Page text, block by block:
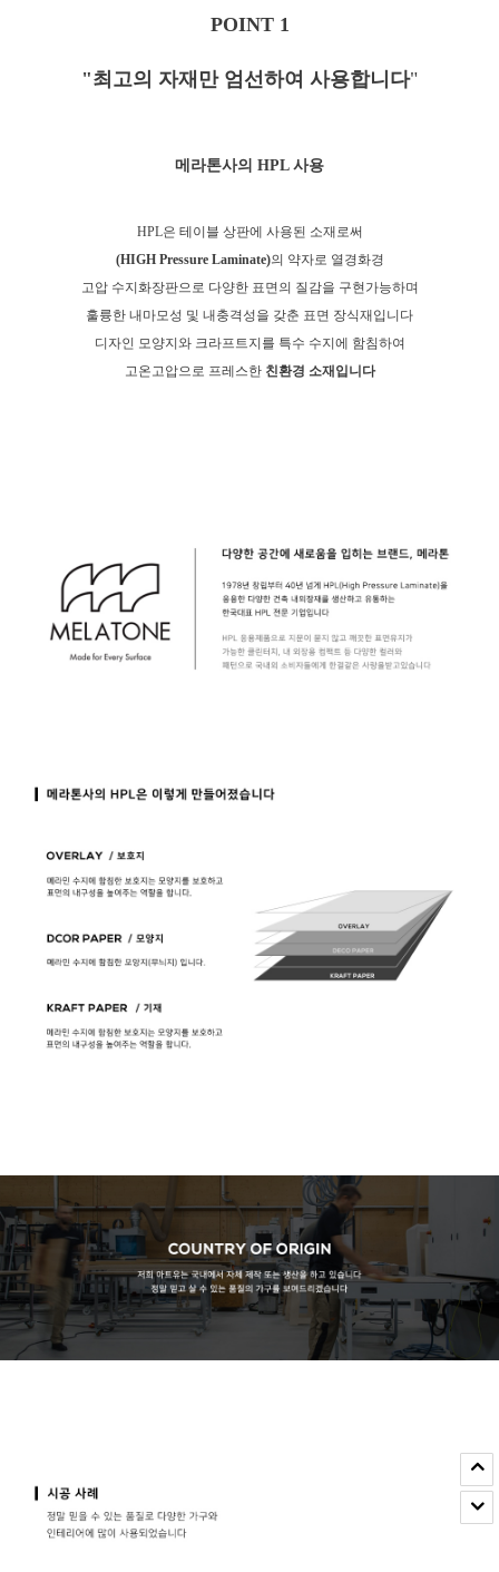
POINT 1
"최고의 자재만 엄선하여 사용합니다"
메라톤사의 HPL 사용
HPL은 테이블 상판에 사용된 소재로써
(HIGH Pressure Laminate)의 약자로 열경화경
고압 수지화장판으로 다양한 표면의 질감을 구현가능하며
훌륭한 내마모성 및 내충격성을 갖춘 표면 장식재입니다
디자인 모양지와 크라프트지를 특수 수지에 함침하여
고온고압으로 프레스한 친환경 소재입니다